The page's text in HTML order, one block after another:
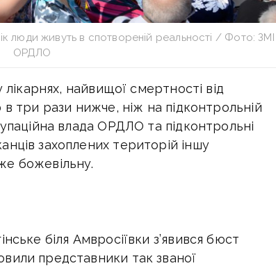
люди живуть в спотвореній реальності / Фото: ЗМІ
ОРДЛО
лікарнях, найвищої смертності від
три рази нижче, ніж на підконтрольній
влада ОРДЛО та підконтрольні
захоплених територій іншу
божевільну.
біля Амвросіївки з’явився бюст
представники так званої